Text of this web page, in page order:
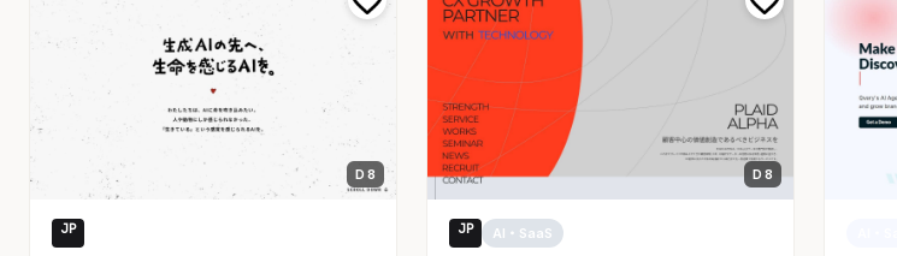
D 8
JP
D 8
JP AI・SaaS